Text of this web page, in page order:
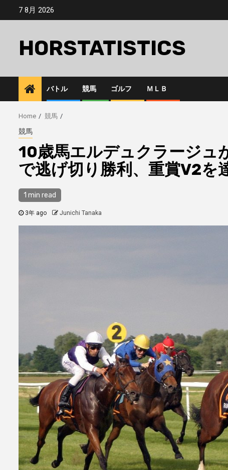
7 8月 2026
HORSTATISTICS
バトル 競馬 ゴルフ ＭＬＢ
Home 競馬
競馬
10歳馬エルデュクラージュ
で逃げ切り勝利、重賞V2を
1 min read
3年 ago Junichi Tanaka